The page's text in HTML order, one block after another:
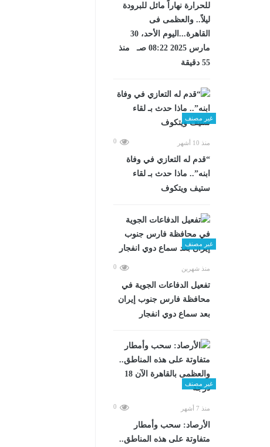
للحرارة نهاراً مائل للبرودة
ليلاً.. والعظمى فى
القاهرة...اليوم الأحد، 30
مارس 2025 08:22 صـ منذ
55 دقيقة
غير مصنف
منذ 10 أشهر 0
“قدم له التعازي في وفاة
ابنه”.. ماذا حدث بـ لقاء
ستيف ويتكوف
غير مصنف
منذ شهرين 0
تفعيل الدفاعات الجوية في
محافظة فارس جنوب إيران
بعد سماع دوي انفجار
غير مصنف
منذ 7 أشهر 0
الأرصاد: سحب وأمطار
متفاوتة على هذه المناطق..